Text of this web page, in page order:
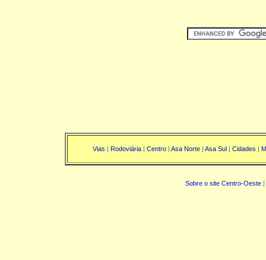
Vias | Rodoviária| Centro| Asa Norte| Asa Sul| Cidades |
Sobre o site Centro-Oeste|